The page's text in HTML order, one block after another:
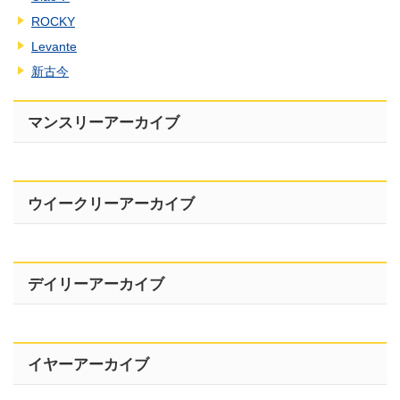
ROCKY
Levante
新古今
マンスリーアーカイブ
ウイークリーアーカイブ
デイリーアーカイブ
イヤーアーカイブ